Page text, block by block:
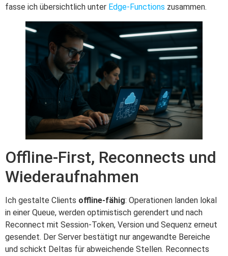
fasse ich übersichtlich unter Edge-Functions zusammen.
Offline-First, Reconnects und
Wiederaufnahmen
Ich gestalte Clients offline-fähig: Operationen landen lokal
in einer Queue, werden optimistisch gerendert und nach
Reconnect mit Session-Token, Version und Sequenz erneut
gesendet. Der Server bestätigt nur angewandte Bereiche
und schickt Deltas für abweichende Stellen. Reconnects